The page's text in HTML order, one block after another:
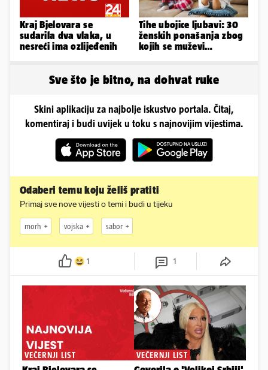
Kraj Bjelovara se
sudarila dva vlaka, u
nesreći ima ozlijeđenih
Tihe ubojice ljubavi: 30
ženskih ponašanja zbog
kojih se muževi
Sve što je bitno, na dohvat ruke
Skini aplikaciju za najbolje iskustvo portala. Čitaj,
komentiraj i budi uvijek u toku s najnovijim vijestima.
Odaberi temu koju želiš pratiti
Primaj sve nove vijesti o temi i budi u tijeku
morh vojska sabor
1 1